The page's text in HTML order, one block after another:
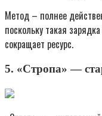
Метод – полнее
поскольку такая
сокращает ресурс.
5. «Стропа» —